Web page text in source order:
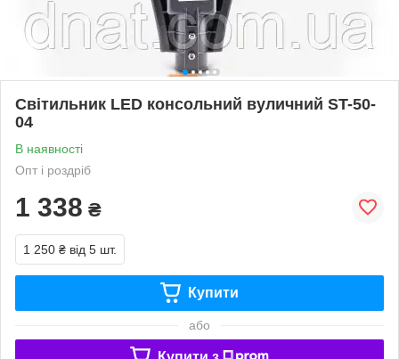
Світильник LED консольний вуличний ST-50-
04
В наявності
Опт і роздріб
1 338 ₴
1 250 ₴ від 5 шт.
Купити
або